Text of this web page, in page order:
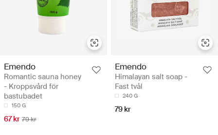
Emendo
Romantic sauna honey
- Kroppsvård för
bastubadet
150 G
67 kr 79 kr
Emendo
Himalayan salt soap -
Fast tvål
240 G
79 kr